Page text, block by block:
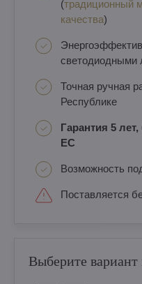
(традиционный
качества)
светодиодными
Точная ручная
Республике
Гарантия 5
ЕС
Возможность
Поставляется
Выберите вариант